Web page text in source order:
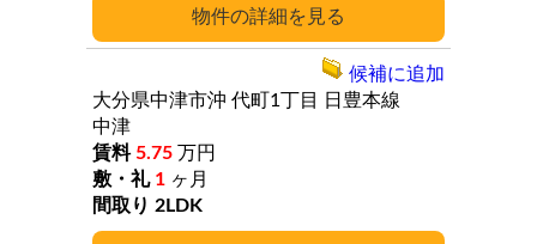
詳細
大分県中津市沖 代町1丁目
日豊本線
中津
5.75 万円
1 ヶ月
2LDK
候補に追加